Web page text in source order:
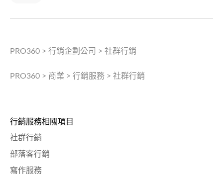
PRO360 > 行銷企劃公司 > 社群行銷
PRO360 > 商業 > 行銷服務 > 社群行銷
行銷服務相關項目
社群行銷
部落客行銷
寫作服務